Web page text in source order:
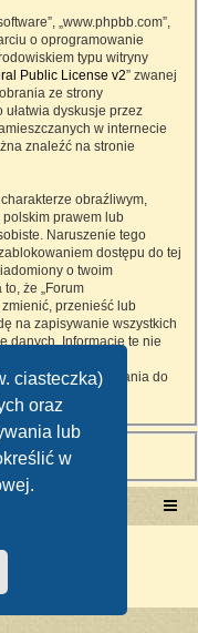
ciasteczka)
oraz
lub
w
„www.phpbb.com”,
o oprogramowanie
typu witryny
Public License v2” zwanej
ze strony
dyskusje przez
w internecie
znaleźć na stronie
obraźliwym,
prawem lub
Naruszenie tego
dostępu do tej
o twoim
że „Forum
przenieść lub
na zapisywanie wszystkich
danych. Informacje te nie
za włamania do
danych.